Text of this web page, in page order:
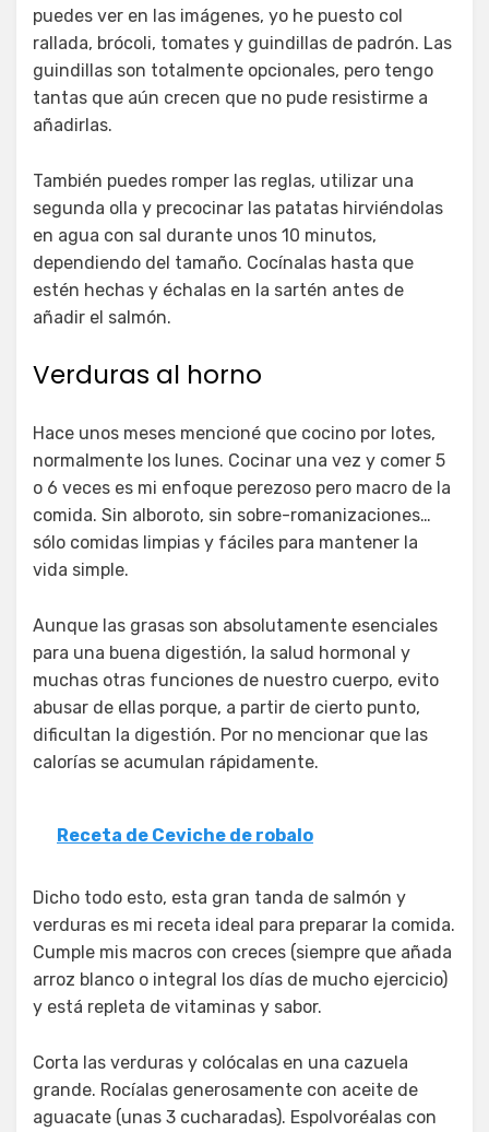
puedes ver en las imágenes, yo he puesto col
rallada, brócoli, tomates y guindillas de padrón. Las
guindillas son totalmente opcionales, pero tengo
tantas que aún crecen que no pude resistirme a
añadirlas.
También puedes romper las reglas, utilizar una
segunda olla y precocinar las patatas hirviéndolas
en agua con sal durante unos 10 minutos,
dependiendo del tamaño. Cocínalas hasta que
estén hechas y échalas en la sartén antes de
añadir el salmón.
Verduras al horno
Hace unos meses mencioné que cocino por lotes,
normalmente los lunes. Cocinar una vez y comer 5
o 6 veces es mi enfoque perezoso pero macro de la
comida. Sin alboroto, sin sobre-romanizaciones…
sólo comidas limpias y fáciles para mantener la
vida simple.
Aunque las grasas son absolutamente esenciales
para una buena digestión, la salud hormonal y
muchas otras funciones de nuestro cuerpo, evito
abusar de ellas porque, a partir de cierto punto,
dificultan la digestión. Por no mencionar que las
calorías se acumulan rápidamente.
Receta de Ceviche de robalo
Dicho todo esto, esta gran tanda de salmón y
verduras es mi receta ideal para preparar la comida.
Cumple mis macros con creces (siempre que añada
arroz blanco o integral los días de mucho ejercicio)
y está repleta de vitaminas y sabor.
Corta las verduras y colócalas en una cazuela
grande. Rocíalas generosamente con aceite de
aguacate (unas 3 cucharadas). Espolvoréalas con